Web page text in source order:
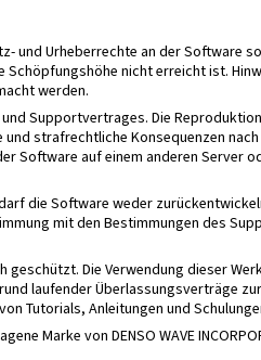
und Urheberrechte an der Software
nicht erreicht ist.
werden.
Supportvertrages. Die
strafrechtliche Konsequenzen
auf einem anderen Server
die Software weder
mit den Bestimmungen des
Die Verwendung dieser
laufender Überlassungsverträge
Tutorials, Anleitungen und
Marke von DENSO WAVE